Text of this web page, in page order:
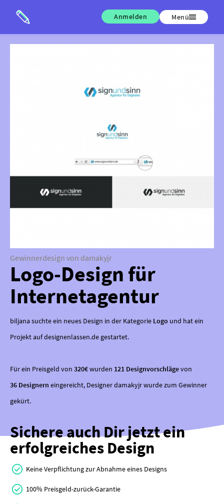
Anmelden Menü
Gewinnerdesign von damakyjr
Logo-Design für
Internetagentur
biljana suchte ein neues Design in der Kategorie Logo und hat ein
Projekt auf designenlassen.de gestartet.
Für ein Preisgeld von 320€wurden 121 Designvorschlägevon
36 Designern eingereicht, Designer damakyjr wurde zum Gewinner
gekürt.
Sichere auch Dir jetzt ein
erfolgreiches Design
Keine Verpflichtung zur Abnahme eines Designs
100% Preisgeld-zurück-Garantie